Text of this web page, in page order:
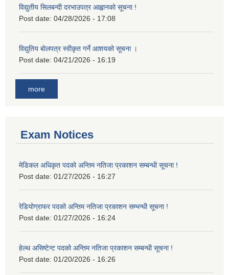
विद्युतीय सिलबन्दी दरभाउपत्र आह्वानको सूचना !
Post date: 04/28/2026 - 17:08
विद्युतिय बोलपत्र स्वीकृत गर्ने आशयको सूचना ।
Post date: 04/21/2026 - 16:19
more
Exam Notices
मेडिकल अधिकृत पदको अन्तिम नतिजा प्रकाशन सम्बन्धी सूचना !
Post date: 01/27/2026 - 16:27
रेडियोग्राफर पदको अन्तिम नतिजा प्रकाशन सम्भन्धी सूचना !
Post date: 01/27/2026 - 16:24
हेल्थ असिष्टेन्ट पदको अन्तिम नतिजा प्रकाशन सम्बन्धी सूचना !
Post date: 01/20/2026 - 16:26